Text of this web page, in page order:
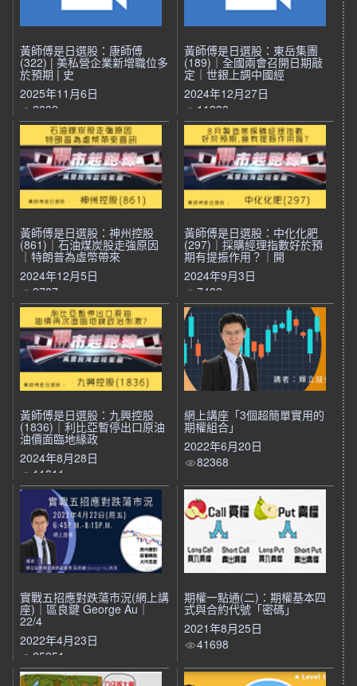
黃師傅是日選股：康師傅
(322) | 美私營企業新增職位多
於預期 | 史
2025年11月6日
2032
黃師傅是日選股：東岳集團
(189)｜全國兩會召開日期敲
定｜世銀上調中國經
2024年12月27日
11330
黃師傅是日選股：神州控股
(861)｜石油煤炭股走強原因
｜特朗普為虛幣帶來
2024年12月5日
2787
黃師傅是日選股：中化化肥
(297)｜採購經理指數好於預
期有提振作用？｜開
2024年9月3日
7482
黃師傅是日選股：九興控股
(1836)｜利比亞暫停出口原油
油價面臨地緣政
2024年8月28日
11811
網上講座「3個超簡單實用的
期權組合」
2022年6月20日
82368
實戰五招應對跌蕩市況(網上講
座)｜區良鍵 George Au｜
22/4
2022年4月23日
25251
期權一點通(二)：期權基本四
式與合約代號「密碼」
2021年8月25日
41698